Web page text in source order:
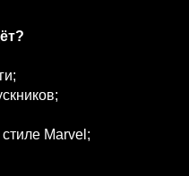
Marvel;